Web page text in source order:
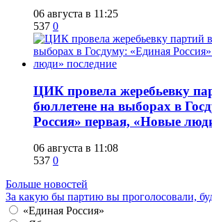
06 августа в 11:25
537 0
ЦИК провела жеребьевку
бюллетене на выборах в
Россия» первая, «Новые
06 августа в 11:08
537 0
Больше новостей
За какую бы партию вы проголосовали,
«Единая Россия»